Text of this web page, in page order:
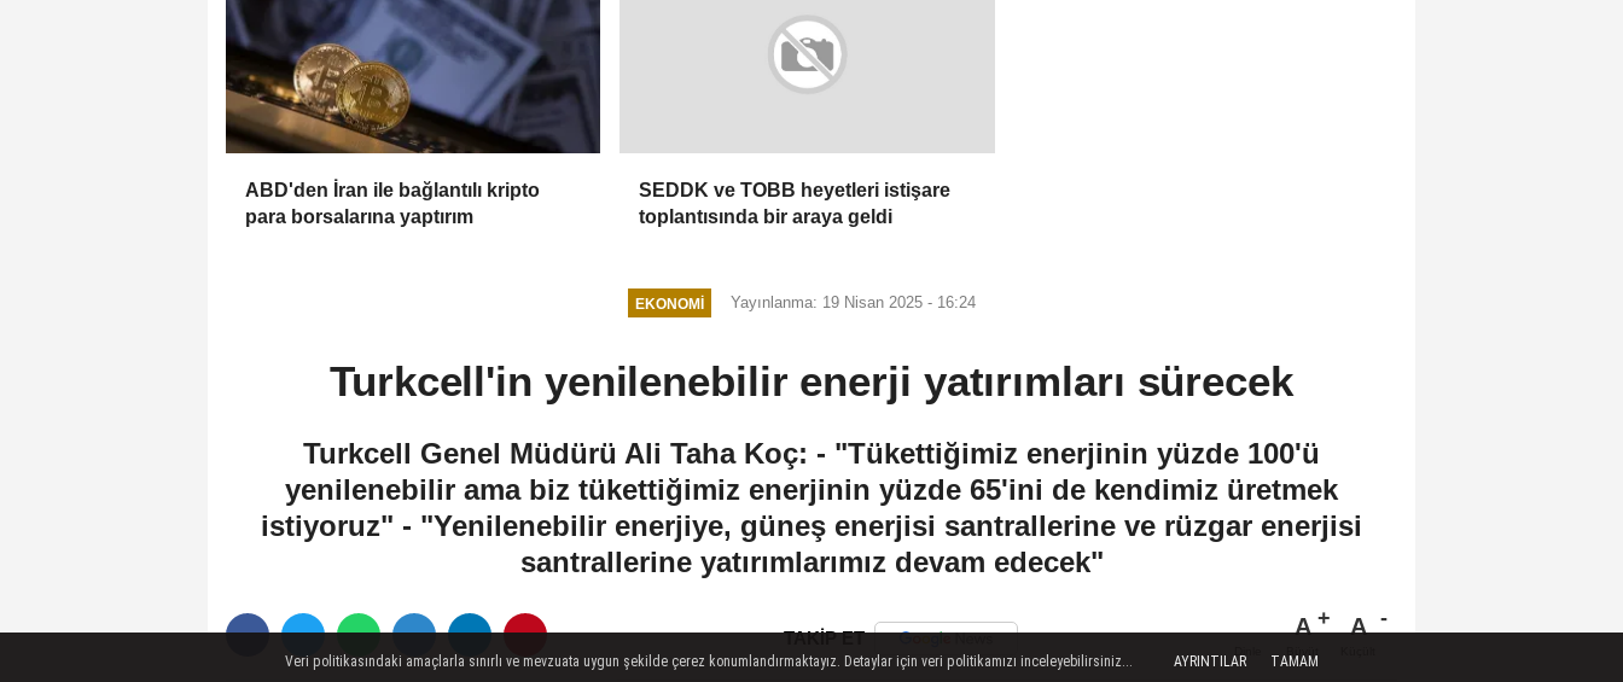
ABD'den İran ile bağlantılı kripto
para borsalarına yaptırım
SEDDK ve TOBB heyetleri istişare
toplantısında bir araya geldi
EKONOMI Yayınlanma: 19 Nisan 2025 - 16:24
Turkcell'in yenilenebilir enerji yatırımları sürecek
Turkcell Genel Müdürü Ali Taha Koç: - "Tükettiğimiz enerjinin yüzde 100'ü
yenilenebilir ama biz tükettiğimiz enerjinin yüzde 65'ini de kendimiz üretmek
istiyoruz" - "Yenilenebilir enerjiye, güneş enerjisi santrallerine ve rüzgar enerjisi
santrallerine yatırımlarımız devam edecek"
TAKİP ET A A
Veri politikasındaki amaçlarla sınırlı ve mevzuata uygun şekilde çerez konumlandırmaktayız. Detaylar için veri politikamızı inceleyebilirsiniz... AYRINTILAR TAMAM